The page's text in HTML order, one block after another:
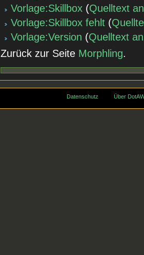
Vorlage:Skillbox (Quelltext
Vorlage:Skillbox fehlt (
Vorlage:Version (Quelltext
Zurück zur Seite Morphling.
Datenschutz Über